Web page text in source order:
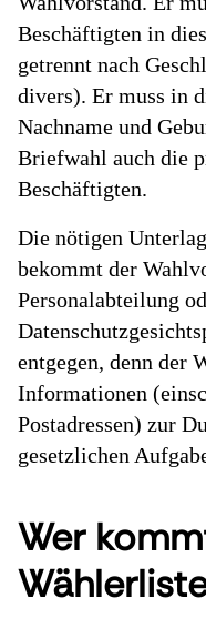
Beschäftigten in
getrennt nach
divers). Er muss in
Nachname und
Briefwahl auch die
Beschäftigten.
Die nötigen
bekommt der
Personalabteilung
entgegen, denn der
Informationen
Postadressen) zur
gesetzlichen
Wer